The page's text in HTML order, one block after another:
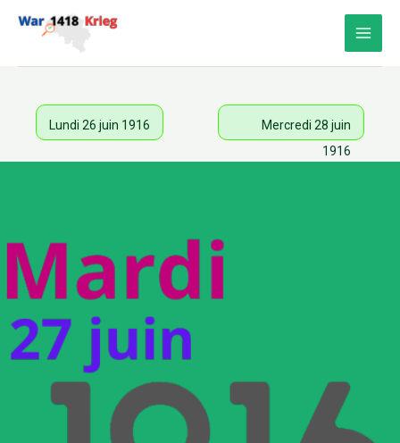
Lundi 26 juin 1916
Mercredi 28 juin
1916